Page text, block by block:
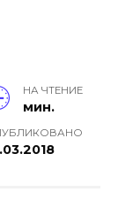
НА ЧТЕНИЕ
мин.